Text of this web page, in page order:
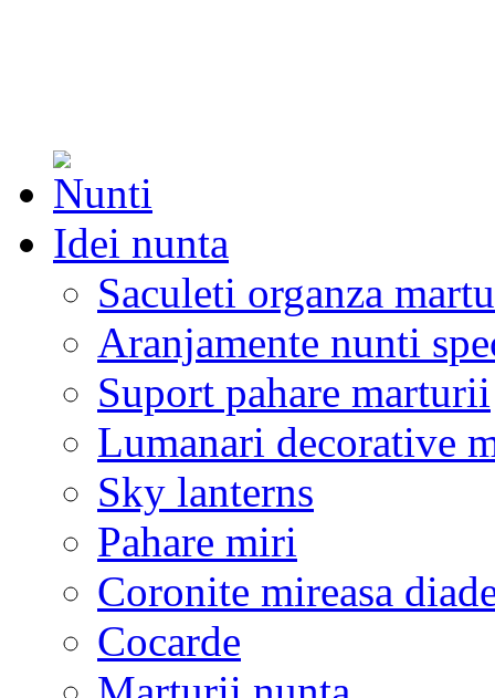
Idei nunta
Saculeti organza
Aranjamente nunti
Suport pahare marturii
Lumanari decorative
Sky lanterns
Pahare miri
Coronite mireasa
Cocarde